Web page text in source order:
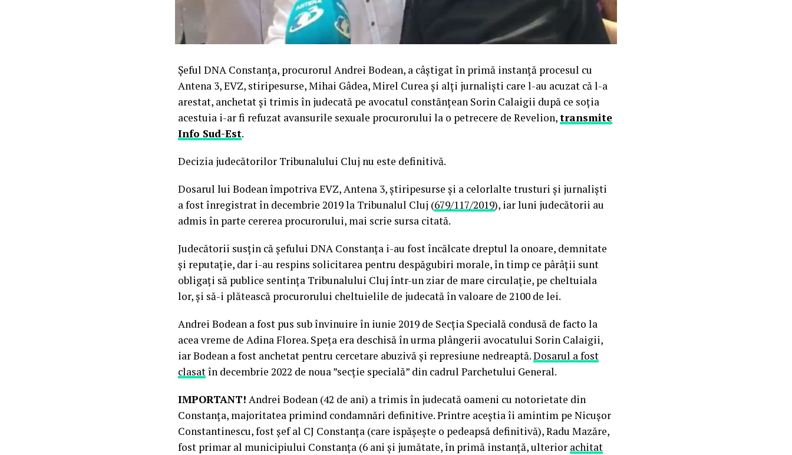
Șeful DNA Constanța, procurorul Andrei Bodean, a câștigat în primă instanță procesul cu
Antena 3, EVZ, stiripesurse, Mihai Gâdea, Mirel Curea și alți jurnaliști care l-au acuzat că l-a
arestat, anchetat și trimis în judecată pe avocatul constănțean Sorin Calaigii după ce soția
acestuia i-ar fi refuzat avansurile sexuale procurorului la o petrecere de Revelion,transmite
Info Sud-Est.
Decizia judecătorilor Tribunalului Cluj nu este definitivă.
Dosarul lui Bodean împotriva EVZ, Antena 3, știripesurse și a celorlalte trusturi și jurnaliști
a fost înregistrat în decembrie 2019 la Tribunalul Cluj (679/117/2019), iar luni judecătorii au
admis în parte cererea procurorului, mai scrie sursa citată.
Judecătorii susțin că șefului DNA Constanța i-au fost încălcate dreptul la onoare, demnitate
și reputație, dar i-au respins solicitarea pentru despăgubiri morale, în timp ce pârâții sunt
obligați să publice sentința Tribunalului Cluj într-un ziar de mare circulație, pe cheltuiala
lor, și să-i plătească procurorului cheltuielile de judecată în valoare de 2100 de lei.
Andrei Bodean a fost pus sub învinuire în iunie 2019 de Secția Specială condusă de facto la
acea vreme de Adina Florea. Speța era deschisă în urma plângerii avocatului Sorin Calaigii,
iar Bodean a fost anchetat pentru cercetare abuzivă și represiune nedreaptă.Dosarul a fost
clasatîn decembrie 2022 de noua ”secție specială” din cadrul Parchetului General.
IMPORTANT! Andrei Bodean (42 de ani) a trimis în judecată oameni cu notorietate din
Constanța, majoritatea primind condamnări definitive. Printre aceștia îi amintim pe Nicușor
Constantinescu, fost șef al CJ Constanța (care ispășește o pedeapsă definitivă), Radu Mazăre,
fost primar al municipiului Constanța (6 ani și jumătate, în primă instanță, ulterior achitat